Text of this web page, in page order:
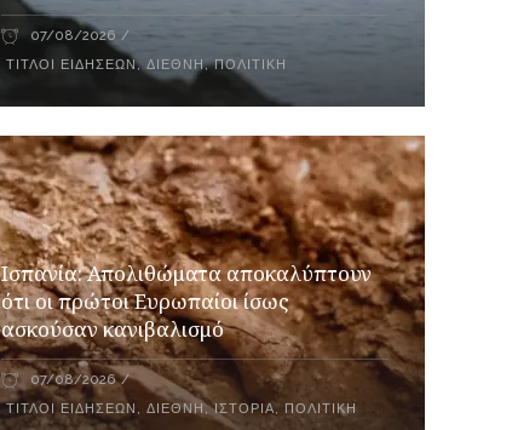
07/08/2026
ΤΊΤΛΟΙ ΕΙΔΉΣΕΩΝ,ΔΙΕΘΝΉ,ΠΟΛΙΤΙΚΉ
Ισπανία: Απολιθώματα αποκαλύπτουν
ότι οι πρώτοι Ευρωπαίοι ίσως
ασκούσαν κανιβαλισμό
07/08/2026
ΤΊΤΛΟΙ ΕΙΔΉΣΕΩΝ ,ΔΙΕΘΝΉ,ΙΣΤΟΡΊΑ, ΠΟΛΙΤΙΚΉ